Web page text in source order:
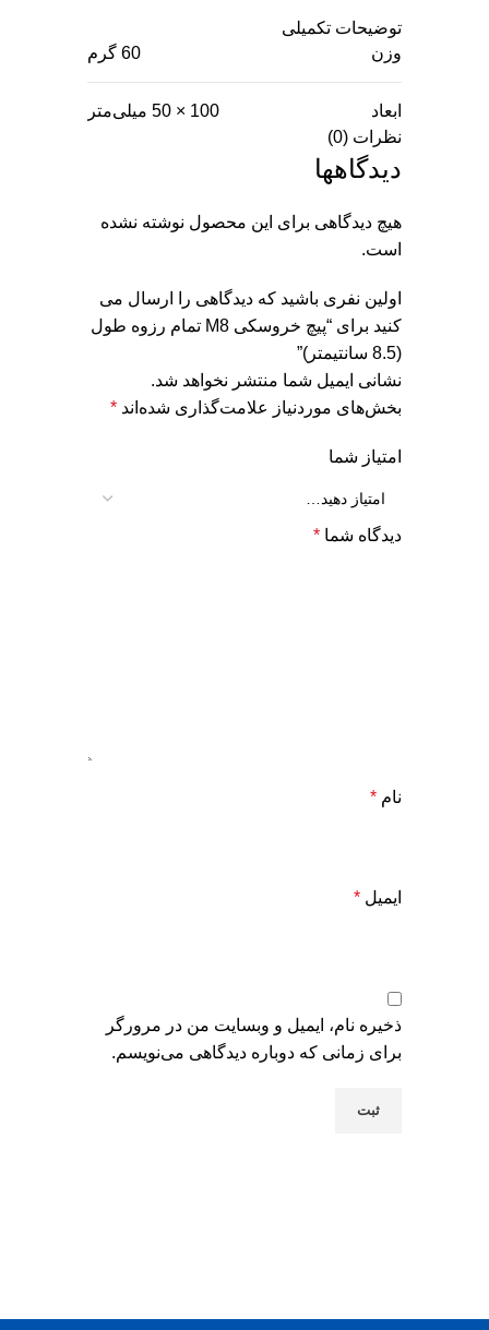
توضیحات تکمیلی
وزن
60 گرم
ابعاد
100 × 50 میلی‌متر
نظرات (0)
دیدگاهها
هیچ دیدگاهی برای این محصول نوشته نشده
است.
اولین نفری باشید که دیدگاهی را ارسال می
کنید برای “پیچ خروسکی M8 تمام رزوه طول
(8.5 سانتیمتر)”
نشانی ایمیل شما منتشر نخواهد شد.
بخش‌های موردنیاز علامت‌گذاری شده‌اند *
امتیاز شما
دیدگاه شما *
نام *
ایمیل *
ذخیره نام، ایمیل و وبسایت من در مرورگر
برای زمانی که دوباره دیدگاهی می‌نویسم.